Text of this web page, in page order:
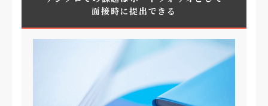
面接時に提出できる